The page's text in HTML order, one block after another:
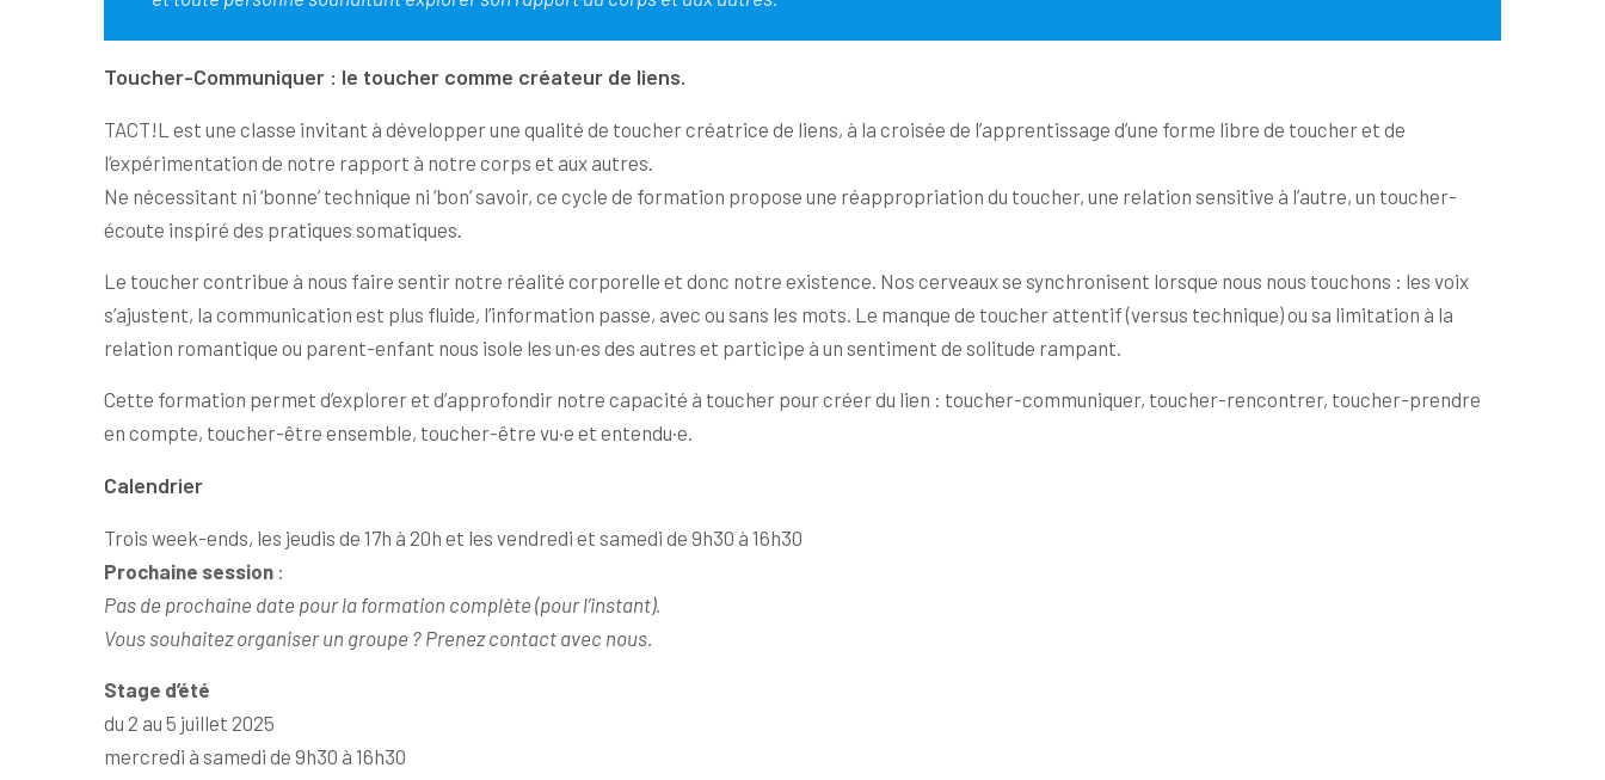
Toucher-Communiquer : le toucher comme créateur de liens.
TACT!L est une classe invitant à développer une qualité de toucher créatrice de liens, à la croisée de l’apprentissage d’une forme libre de toucher et de
l’expérimentation de notre rapport à notre corps et aux autres.
Ne nécessitant ni ‘bonne’ technique ni ‘bon’ savoir, ce cycle de formation propose une réappropriation du toucher, une relation sensitive à l’autre, un toucher-
écoute inspiré des pratiques somatiques.
Le toucher contribue à nous faire sentir notre réalité corporelle et donc notre existence. Nos cerveaux se synchronisent lorsque nous nous touchons : les voix
s’ajustent, la communication est plus fluide, l’information passe, avec ou sans les mots. Le manque de toucher attentif (versus technique) ou sa limitation à la
relation romantique ou parent-enfant nous isole les un·es des autres et participe à un sentiment de solitude rampant.
Cette formation permet d’explorer et d’approfondir notre capacité à toucher pour créer du lien : toucher-communiquer, toucher-rencontrer, toucher-prendre
en compte, toucher-être ensemble, toucher-être vu·e et entendu·e.
Calendrier
Trois week-ends, les jeudis de 17h à 20h et les vendredi et samedi de 9h30 à 16h30
Prochaine session :
Pas de prochaine date pour la formation complète (pour l’instant).
Vous souhaitez organiser un groupe ? Prenez contact avec nous
Stage d’été
du 2 au 5 juillet 2025
mercredi à samedi de 9h30 à 16h30